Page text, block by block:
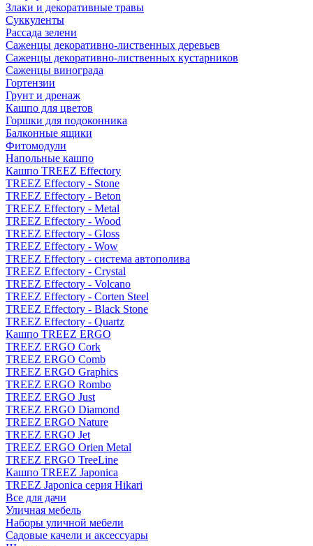
Злаки и декоративные травы
Суккуленты
Рассада зелени
Саженцы декоративно-лиственных деревьев
Саженцы декоративно-лиственных кустарников
Саженцы винограда
Гортензии
Грунт и дренаж
Кашпо для цветов
Горшки для подоконника
Балконные ящики
Фитомодули
Напольные кашпо
Кашпо TREEZ Effectory
TREEZ Effectory - Stone
TREEZ Effectory - Beton
TREEZ Effectory - Metal
TREEZ Effectory - Wood
TREEZ Effectory - Gloss
TREEZ Effectory - Wow
TREEZ Effectory - система автополива
TREEZ Effectory - Crystal
TREEZ Effectory - Volcano
TREEZ Effectory - Corten Steel
TREEZ Effectory - Black Stone
TREEZ Effectory - Quartz
Кашпо TREEZ ERGO
TREEZ ERGO Cork
TREEZ ERGO Comb
TREEZ ERGO Graphics
TREEZ ERGO Rombo
TREEZ ERGO Just
TREEZ ERGO Diamond
TREEZ ERGO Nature
TREEZ ERGO Jet
TREEZ ERGO Orien Metal
TREEZ ERGO TreeLine
Кашпо TREEZ Japonica
TREEZ Japonica серия Hikari
Все для дачи
Уличная мебель
Наборы уличной мебели
Садовые качели и аксессуары